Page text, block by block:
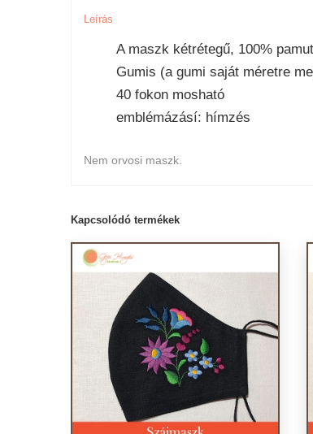
Leírás
A maszk kétrétegű, 100%
Gumis (a gumi saját méretre
40 fokon mosható
emblémázásí: hímzés
Nem orvosi maszk.
Kapcsolódó termékek